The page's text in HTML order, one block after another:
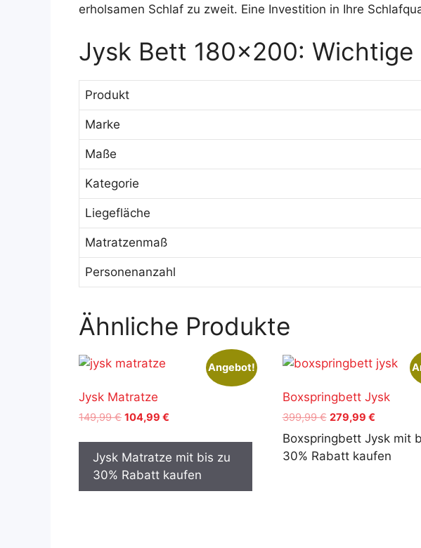
erholsamen Schlaf zu zweit. Eine Investition in Ihre
Jysk Bett 180×200:
Produkt
Marke
Maße
Kategorie
Liegefläche
Matratzenmaß
Personenanzahl
Ähnliche Produkte
Angebot!
Jysk Matratze
149,99€ Ursprünglicher
war:
149,99 €
104,99 €
ist:
104,99 €.
Jysk Matratze mit bis zu
30% Rabatt kaufen
Boxspringbett Jysk
399,99€ Ursprünglicher
Preis
war:
399,99 €
279,99 €Aktueller
Preis
ist:
279,99 €.
Boxspringbett Jysk mit
30% Rabatt kaufen